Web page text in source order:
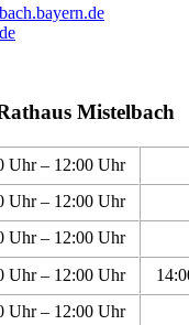
Mistelbach
Uhr – 12:00 Uhr
Uhr – 12:00 Uhr
Uhr – 12:00 Uhr
Uhr – 12:00 Uhr
Uhr – 12:00 Uhr